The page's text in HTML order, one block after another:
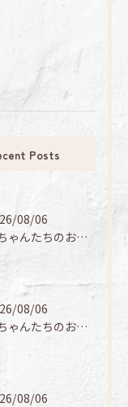
Posts
08/06
ワンちゃんたちのお手入れ日記🐶✨
08/06
ワンちゃんたちのお手入れ日記🐶✨
08/06